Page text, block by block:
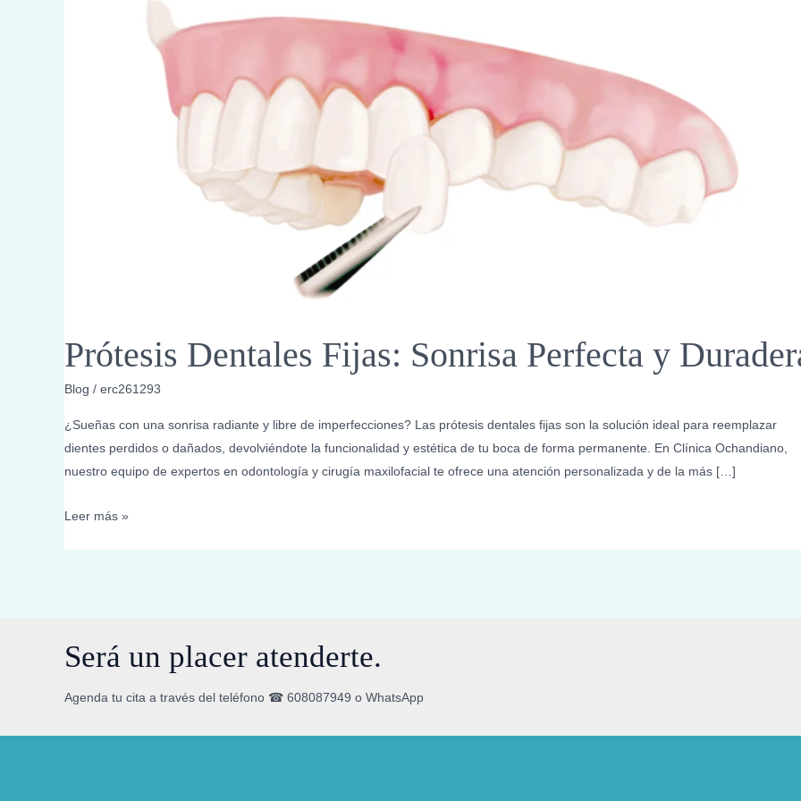
Prótesis Dentales Fijas: Sonrisa Perfecta y
Blog / erc261293
¿Sueñas con una sonrisa radiante y libre de imperfecciones? Las prótesis dentales fijas son la solución ideal para reemplazar
dientes perdidos o dañados, devolviéndote la funcionalidad y estética de tu boca de forma permanente. En Clínica Ochandiano,
nuestro equipo de expertos en odontología y cirugía maxilofacial te ofrece una atención personalizada y de la más […]
Leer más »
Será un placer atenderte.
Agenda tu cita a través del teléfono ☎ 608087949 o WhatsApp